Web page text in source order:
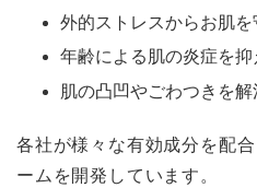
外的ストレスからお肌を
年齢による肌の炎症を抑
肌の凸凹やごわつきを解
各社が様々な有効成分を配合
ームを開発しています。